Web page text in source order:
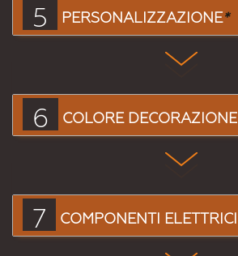
5 PERSONALIZZAZIONE*
6 COLORE DECORAZIONE
7 COMPONENTI ELETTRICI